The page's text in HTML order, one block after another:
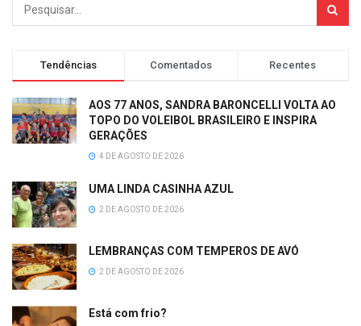
Tendências Comentados Recentes
AOS 77 ANOS, SANDRA BARONCELLI VOLTA AO
TOPO DO VOLEIBOL BRASILEIRO E INSPIRA
GERAÇÕES
4 DE AGOSTO DE 2026
UMA LINDA CASINHA AZUL
2 DE AGOSTO DE 2026
LEMBRANÇAS COM TEMPEROS DE AVÓ
2 DE AGOSTO DE 2026
Está com frio?